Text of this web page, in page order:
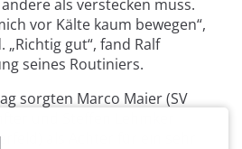
als verstecken muss.
vor Kälte kaum bewegen“,
gut“, fand Ralf
seines Routiniers.
sorgten Marco Maier (SV
als Achter für ein sehr